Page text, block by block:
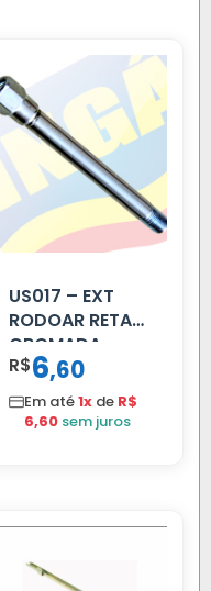
US017 – EXT
RODOAR RETA
CROMADA
R$6,60
Em até1x de R$
6,60 sem juros